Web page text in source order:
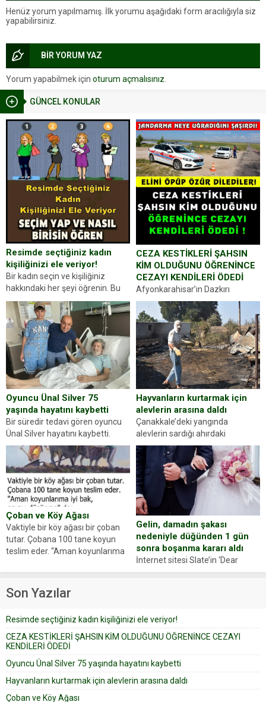
GÜNCEL KONULAR
Resimde seçtiğiniz kadın
kişiliğinizi ele veriyor!
Bir kadın seçin ve kişiliğiniz
hakkındaki her şeyi öğrenin. Bu
kez karşınıza oldukça farklı bir
kişilik testiyle çıkıyoruz. Resimde
gördüğünüz kadın figürlerinden
dikkatinizi en...
CEZA KESTİKLERİ ŞAHSIN
KİM OLDUĞUNU ÖĞRENİNCE
CEZAYI KENDİLERİ ÖDEDİ
Afyonkarahisar’ın Dazkırı
ilçesinde trafik uygulaması
yapan jandarma ekipleri
durdurdukları bir otomobilin
sürücüsünden ehliyet ve ruhsat
sorup belgelerini istedi. Sürücü
Abdurrahman Ö.nün verdiği
evraklarda eksik olduğunu...
Oyuncu Ünal Silver 75
yaşında hayatını kaybetti
Bir süredir tedavi gören oyuncu
Ünal Silver hayatını kaybetti.
Haberi, oyuncunun menajerlik
ajansı duyurdu. Renda Güner,
sosyal medya hesabında “Usta
Oyuncumuz ve çok değerli
dostumuz...
Hayvanların kurtarmak için
alevlerin arasına daldı
Çanakkale’deki yangında
alevlerin sardığı ahırdaki
hayvanlarını kurtarmak isteyen
Zeki Demir (66) ölümden döndü.
Yüzünde ve ellerinde yanıklar
oluşan Demir, kâbus dolu anları
anlattı… Merkeze bağlı...
Çoban ve Köy Ağası
Vaktiyle bir köy ağası bir çoban
tutar. Çobana 100 tane koyun
teslim eder. “Aman koyunlarıma
Çoban koyunları alır gider. Aylar...
Gelin, damadın şakası
nedeniyle düğünden 1 gün
sonra boşanma kararı aldı
İnternet sitesi Slate’in ‘Dear
Prudence’ isimli tavsiye köşesine
yapıştırdığı için düğünden...
Son Yazılar
Resimde seçtiğiniz kadın kişiliğinizi ele veriyor!
CEZA KESTİKLERİ ŞAHSIN KİM OLDUĞUNU ÖĞRENİNCE CEZAYI
KENDİLERİ ÖDEDİ
Oyuncu Ünal Silver 75 yaşında hayatını kaybetti
Hayvanların kurtarmak için alevlerin arasına daldı
Çoban ve Köy Ağası
Henüz yorum yapılmamış. İlk yorumu aşağıdaki form aracılığıyla siz
yapabilirsiniz.
BİR YORUM YAZ
Yorum yapabilmek için oturum açmalısınız